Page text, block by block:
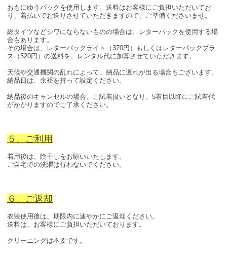
おもにゆうパックを使用します。送料はお客様にご負担いただいてお
り、着払いでお送りさせていただきますので、ご準備くださいませ。
総タイツなどシワにならないものの場合は、レターパックを使用する場
合もあります。
その場合は、レターパックライト（370円）もしくはレターパックプラ
ス（520円）の送料を、レンタル代に加算させていただきます。
天候や交通機関の乱れによって、納品に遅れが出る場合もございます。
納品日は、余裕を持って設定ください。
納品後のキャンセルの場合、ご試着扱いとなり、5着目以降にご試着代
がかかりますのでご了承ください。
５、ご利用
着用後は、陰干しをお願いいたします。
ご自宅での洗濯は行わないでください。
６、ご返却
衣装使用後は、期限内に速やかにご返却ください。
送料は、お客様にご負担いただいております。
クリーニングは不要です。